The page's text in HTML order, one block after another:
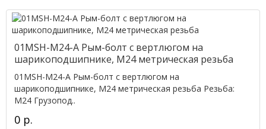
01MSH-M24-A Рым-болт с вертлюгом на
шарикоподшипнике, M24 метрическая резьба
01MSH-M24-A Рым-болт с вертлюгом на
шарикоподшипнике, M24 метрическая резьба Резьба:
M24 Грузопод..
0 р.